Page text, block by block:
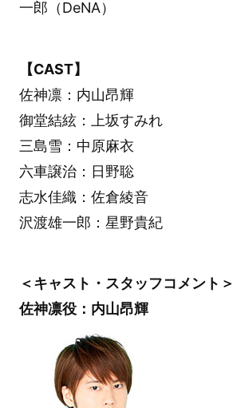
一郎（DeNA）
【CAST】
佐神凛：内山昂輝
御堂結絃：上坂すみれ
三島雪：中原麻衣
六車譲治：日野聡
志水佳織：佐倉綾音
沢渡雄一郎：星野貴紀
＜キャスト・スタッフコメント＞
佐神凛役：内山昂輝